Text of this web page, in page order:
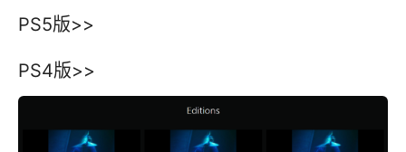
PS5版>>
PS4版>>